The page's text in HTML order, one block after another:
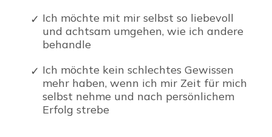
Ich möchte mit mir selbst so liebevoll
und achtsam umgehen, wie ich andere
behandle
Ich möchte kein schlechtes Gewissen
mehr haben, wenn ich mir Zeit für mich
selbst nehme und nach persönlichem
Erfolg strebe